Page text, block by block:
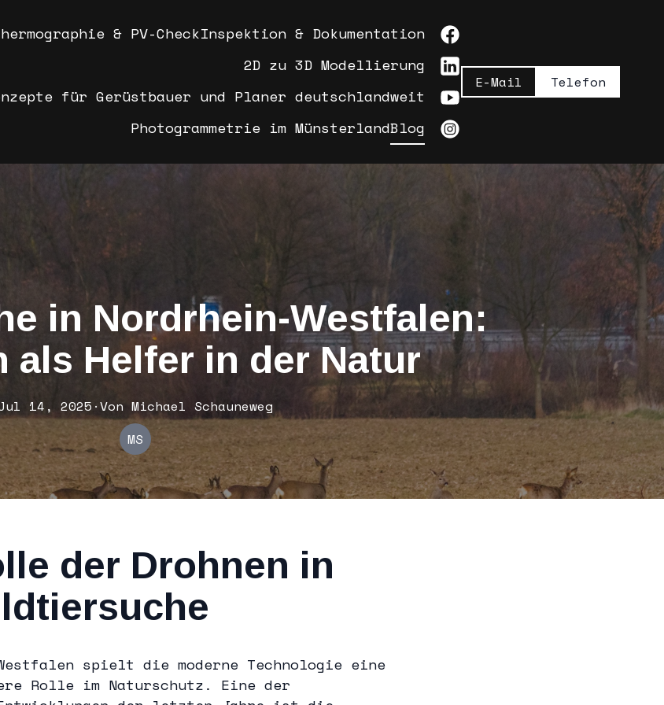
& PV-CheckInspektion & Dokumentation
2D zu 3D Modellierung
für Gerüstbauer und Planer deutschlandweit
Photogrammetrie im MünsterlandBlog
E-Mail Telefon
in Nordrhein-Westfalen:
als Helfer in der Natur
14, 2025 ·Von Michael Schauneweg
MS
der Drohnen in
spielt die moderne Technologie eine
Rolle im Naturschutz. Eine der